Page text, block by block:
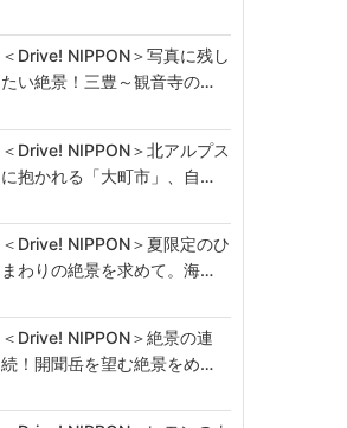
＜Drive! NIPPON＞写真に残し
たい絶景！三豊～観音寺の…
＜Drive! NIPPON＞北アルプス
に抱かれる「大町市」、自…
＜Drive! NIPPON＞夏限定のひ
まわりの絶景を求めて。海…
＜Drive! NIPPON＞絶景の連
続！開聞岳を望む絶景をめ…